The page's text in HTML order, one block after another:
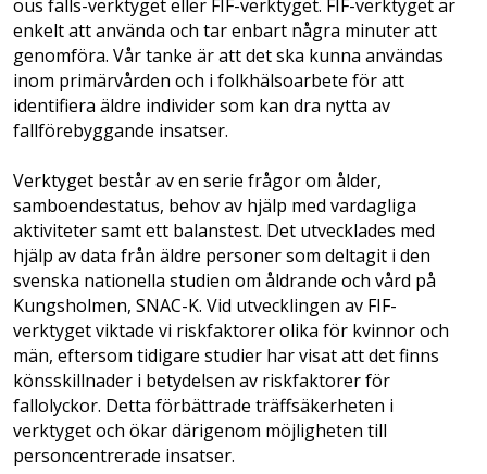
ous falls-verktyget eller FIF-verktyget. FIF-verktyget är
enkelt att använda och tar enbart några minuter att
genomföra. Vår tanke är att det ska kunna användas
inom primärvården och i folkhälsoarbete för att
identifiera äldre individer som kan dra nytta av
fallförebyggande insatser.
Verktyget består av en serie frågor om ålder,
samboendestatus, behov av hjälp med vardagliga
aktiviteter samt ett balanstest. Det utvecklades med
hjälp av data från äldre personer som deltagit i den
svenska nationella studien om åldrande och vård på
Kungsholmen, SNAC-K. Vid utvecklingen av FIF-
verktyget viktade vi riskfaktorer olika för kvinnor och
män, eftersom tidigare studier har visat att det finns
könsskillnader i betydelsen av riskfaktorer för
fallolyckor. Detta förbättrade träffsäkerheten i
verktyget och ökar därigenom möjligheten till
personcentrerade insatser.